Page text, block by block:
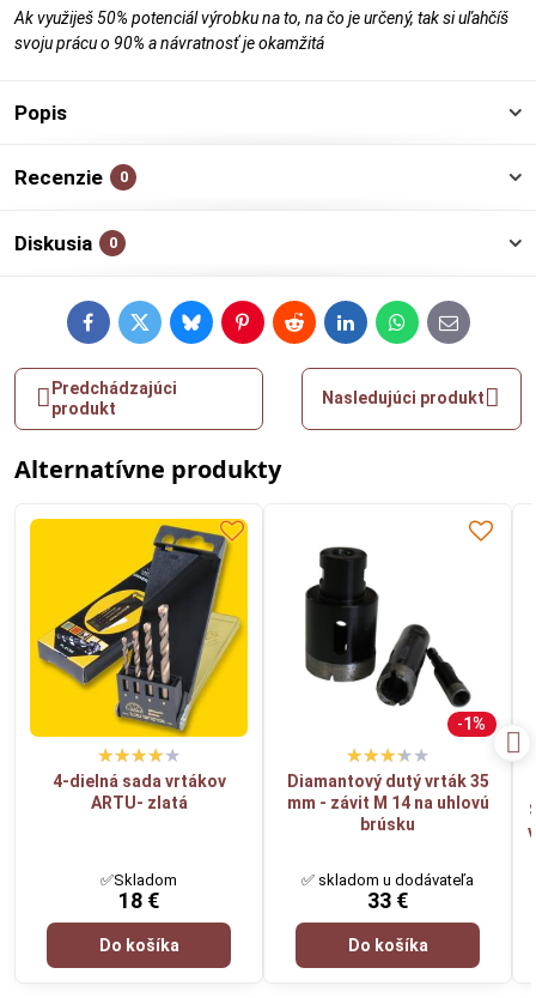
Ak využiješ 50% potenciál výrobku na to, na čo je určený, tak si uľahčíš
svoju prácu o 90% a návratnosť je okamžitá
Popis
Recenzie 0
Diskusia 0
FacebookTwitterBlueskyPinterestRedditLinkedInWhatsApp
E-
mail
Predchádzajúci
produkt
Nasledujúci produkt
Alternatívne produkty
4-dielná sada vrtákov
ARTU- zlatá
✅Skladom
18 €
Do košíka
1%
Diamantový dutý vrták 35
mm - závit M 14 na uhlovú
brúsku
✅ skladom u dodávateľa
33 €
Do košíka